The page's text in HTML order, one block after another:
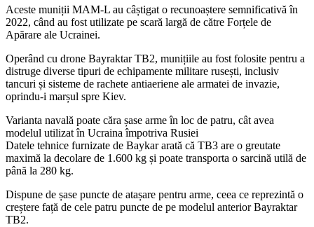
Aceste muniții MAM-L au câștigat o recunoaștere semnificativă în
2022, când au fost utilizate pe scară largă de către Forțele de
Apărare ale Ucrainei.
Operând cu drone Bayraktar TB2, munițiile au fost folosite pentru a
distruge diverse tipuri de echipamente militare rusești, inclusiv
tancuri și sisteme de rachete antiaeriene ale armatei de invazie,
oprindu-i marșul spre Kiev.
Varianta navală poate căra șase arme în loc de patru, cât avea
modelul utilizat în Ucraina împotriva Rusiei
Datele tehnice furnizate de Baykar arată că TB3 are o greutate
maximă la decolare de 1.600 kg și poate transporta o sarcină utilă de
până la 280 kg.
Dispune de șase puncte de atașare pentru arme, ceea ce reprezintă o
creștere față de cele patru puncte de pe modelul anterior Bayraktar
TB2.